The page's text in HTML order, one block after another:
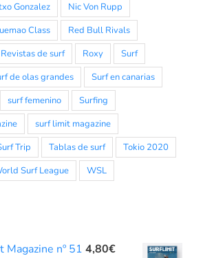
Gonzalez
Nic Von Rupp
Class
Red Bull Rivals
Revistas de surf Roxy
Surf
de olas grandes
Surf en canarias
surf femenino
Surfing
surf limit magazine
Trip Tablas de surf
Tokio 2020
Surf League WSL
Magazine nº 51 4,80€